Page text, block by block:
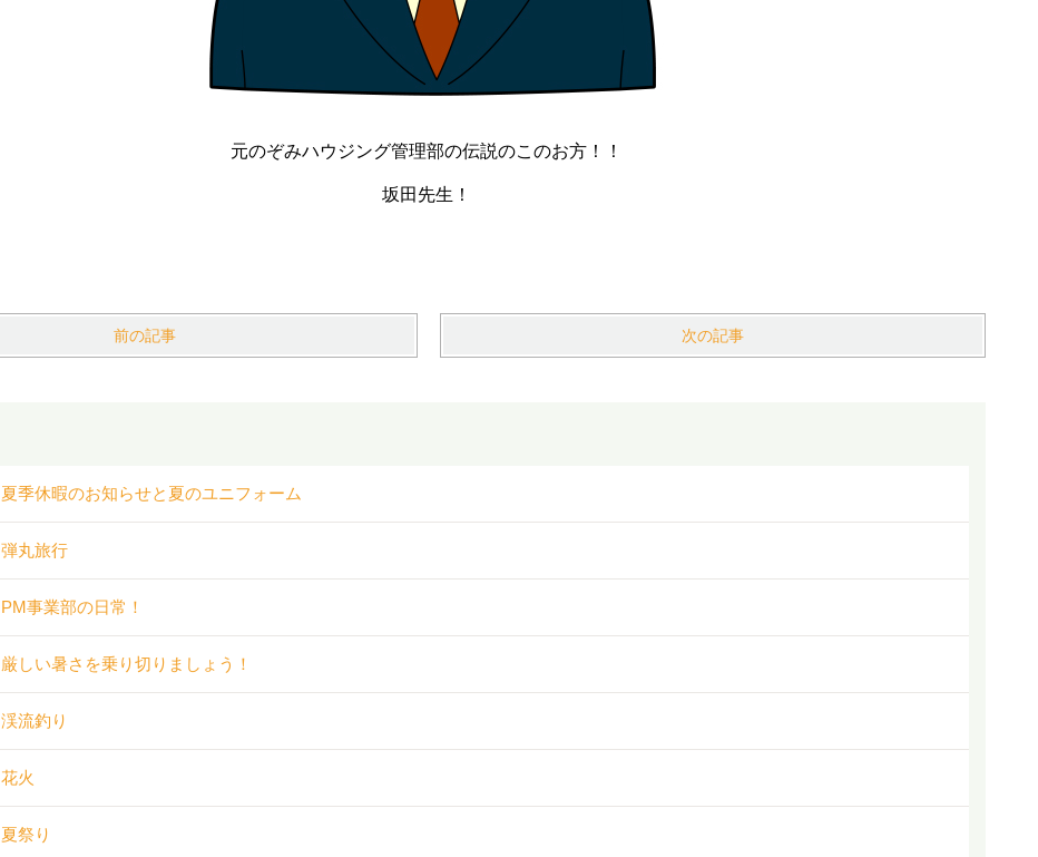
元のぞみハウジング管理部の伝説のこのお方！！
坂田先生！
前の記事 次の記事
夏季休暇のお知らせと夏のユニフォーム
弾丸旅行
PM事業部の日常！
厳しい暑さを乗り切りましょう！
渓流釣り
花火
夏祭り